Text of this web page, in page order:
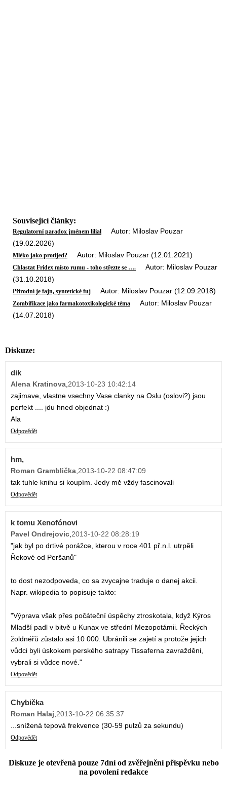
Související články:
Regulatorní paradox jménem lilial Autor: Miloslav Pouzar
(19.02.2026)
Mléko jako protijed? Autor: Miloslav Pouzar (12.01.2021)
Chlastat Fridex místo rumu - toho střezte se …. Autor: Miloslav Pouzar
(31.10.2018)
Přírodní je fajn, syntetické fuj Autor: Miloslav Pouzar (12.09.2018)
Zombifikace jako farmakotoxikologické téma Autor: Miloslav Pouzar
(14.07.2018)
Diskuze:
dik
Alena Kratinova,2013-10-23 10:42:14
zajimave, vlastne vsechny Vase clanky na Oslu (oslovi?) jsou
perfekt .... jdu hned objednat :)
Ala
Odpovědět
hm,
Roman Gramblička,2013-10-22 08:47:09
tak tuhle knihu si koupím. Jedy mě vždy fascinovali
Odpovědět
k tomu Xenofónovi
Pavel Ondrejovic,2013-10-22 08:28:19
"jak byl po drtivé porážce, kterou v roce 401 př.n.l. utrpěli
Řekové od Peršanů"
to dost nezodpoveda, co sa zvycajne traduje o danej akcii.
Napr. wikipedia to popisuje takto:
"Výprava však přes počáteční úspěchy ztroskotala, když Kýros
Mladší padl v bitvě u Kunax ve střední Mezopotámii. Řeckých
žoldnéřů zůstalo asi 10 000. Ubránili se zajetí a protože jejich
vůdci byli úskokem perského satrapy Tissaferna zavražděni,
vybrali si vůdce nové."
Odpovědět
Chybička
Roman Halaj,2013-10-22 06:35:37
...snížená tepová frekvence (30-59 pulzů za sekundu)
Odpovědět
Diskuze je otevřená pouze 7dní od zvěřejnění příspěvku nebo
na povolení redakce